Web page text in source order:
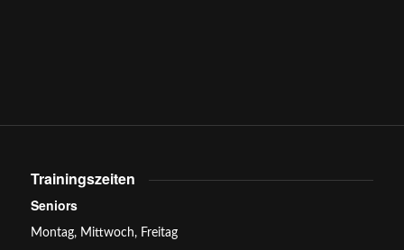
Trainingszeiten
Seniors
Montag, Mittwoch, Freitag